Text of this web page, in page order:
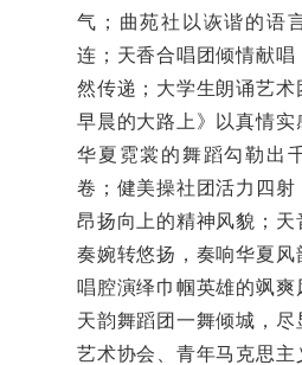
气；曲苑社以诙谐的语
连；天香合唱团倾情献唱
然传递；大学生朗诵艺术
早晨的大路上》以真情实
华夏霓裳的舞蹈勾勒出
卷；健美操社团活力四射
昂扬向上的精神风貌；天
奏婉转悠扬，奏响华夏风
唱腔演绎巾帼英雄的飒爽
天韵舞蹈团一舞倾城，
艺术协会、青年马克思主